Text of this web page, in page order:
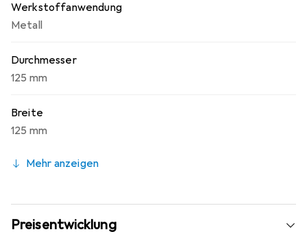
Werkstoffanwendung
Metall
Durchmesser
125 mm
Breite
125 mm
Mehr anzeigen
Preisentwicklung